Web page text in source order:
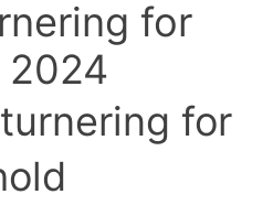
for
2024
for